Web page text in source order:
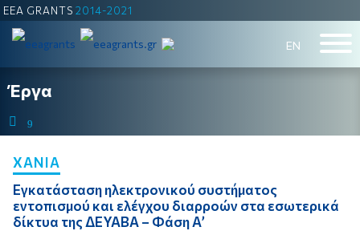
EEA GRANTS2014-2021
ΕΝ
Έργα
9
ΧΑΝΙΑ
Eγκατάσταση ηλεκτρονικού συστήματος
εντοπισμού και ελέγχου διαρροών στα εσωτερικά
δίκτυα της ΔΕΥΑΒΑ – Φάση Α’